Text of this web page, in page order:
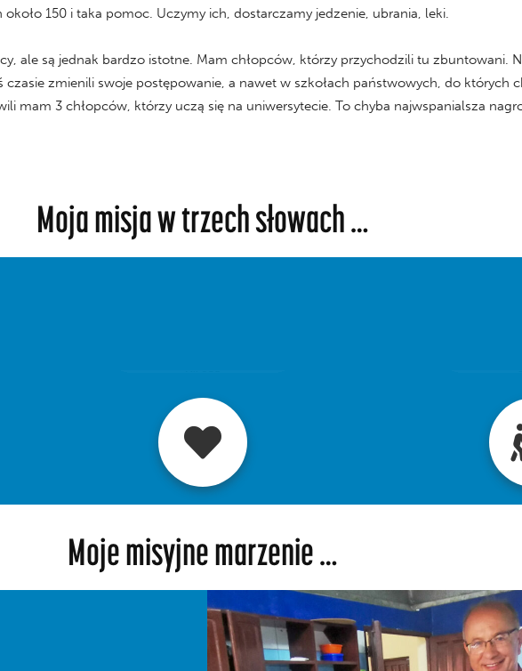
150 i taka pomoc. Uczymy ich, dostarczamy jedzenie, ubrania, leki.
ale są jednak bardzo istotne. Mam chłopców, którzy przychodzili tu zbuntowani.
zmienili swoje postępowanie, a nawet w szkołach państwowych, do których
mam 3 chłopców, którzy uczą się na uniwersytecie. To chyba najwspanialsza
Moja misja w trzech słowach …
Moje misyjne marzenie …